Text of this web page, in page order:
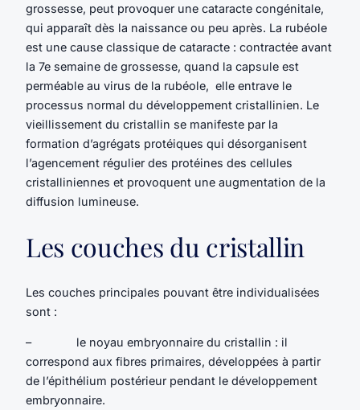
grossesse, peut provoquer une cataracte congénitale,
qui apparaît dès la naissance ou peu après. La rubéole
est une cause classique de cataracte : contractée avant
la 7e semaine de grossesse, quand la capsule est
perméable au virus de la rubéole, elle entrave le
processus normal du développement cristallinien. Le
vieillissement du cristallin se manifeste par la
formation d’agrégats protéiques qui désorganisent
l’agencement régulier des protéines des cellules
cristalliniennes et provoquent une augmentation de la
diffusion lumineuse.
Les couches du cristallin
Les couches principales pouvant être individualisées
sont :
– le noyau embryonnaire du cristallin : il
correspond aux fibres primaires, développées à partir
de l’épithélium postérieur pendant le développement
embryonnaire.